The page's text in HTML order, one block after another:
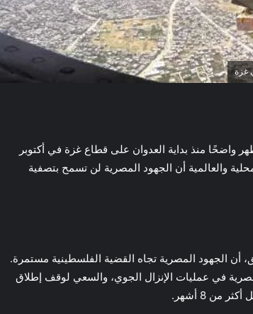
غزة
واضحًا منذ بداية العدوان على قطاع غزة في أكتوبر
والعالمية أن الجهود المصرية لن تسمح بتصفية
أن الجهود المصرية تجاه القضية الفلسطينية مستمرة.
في عمليات الإنزال الجوي، والسعي لوقف إطلاق
من 8 أشهر.